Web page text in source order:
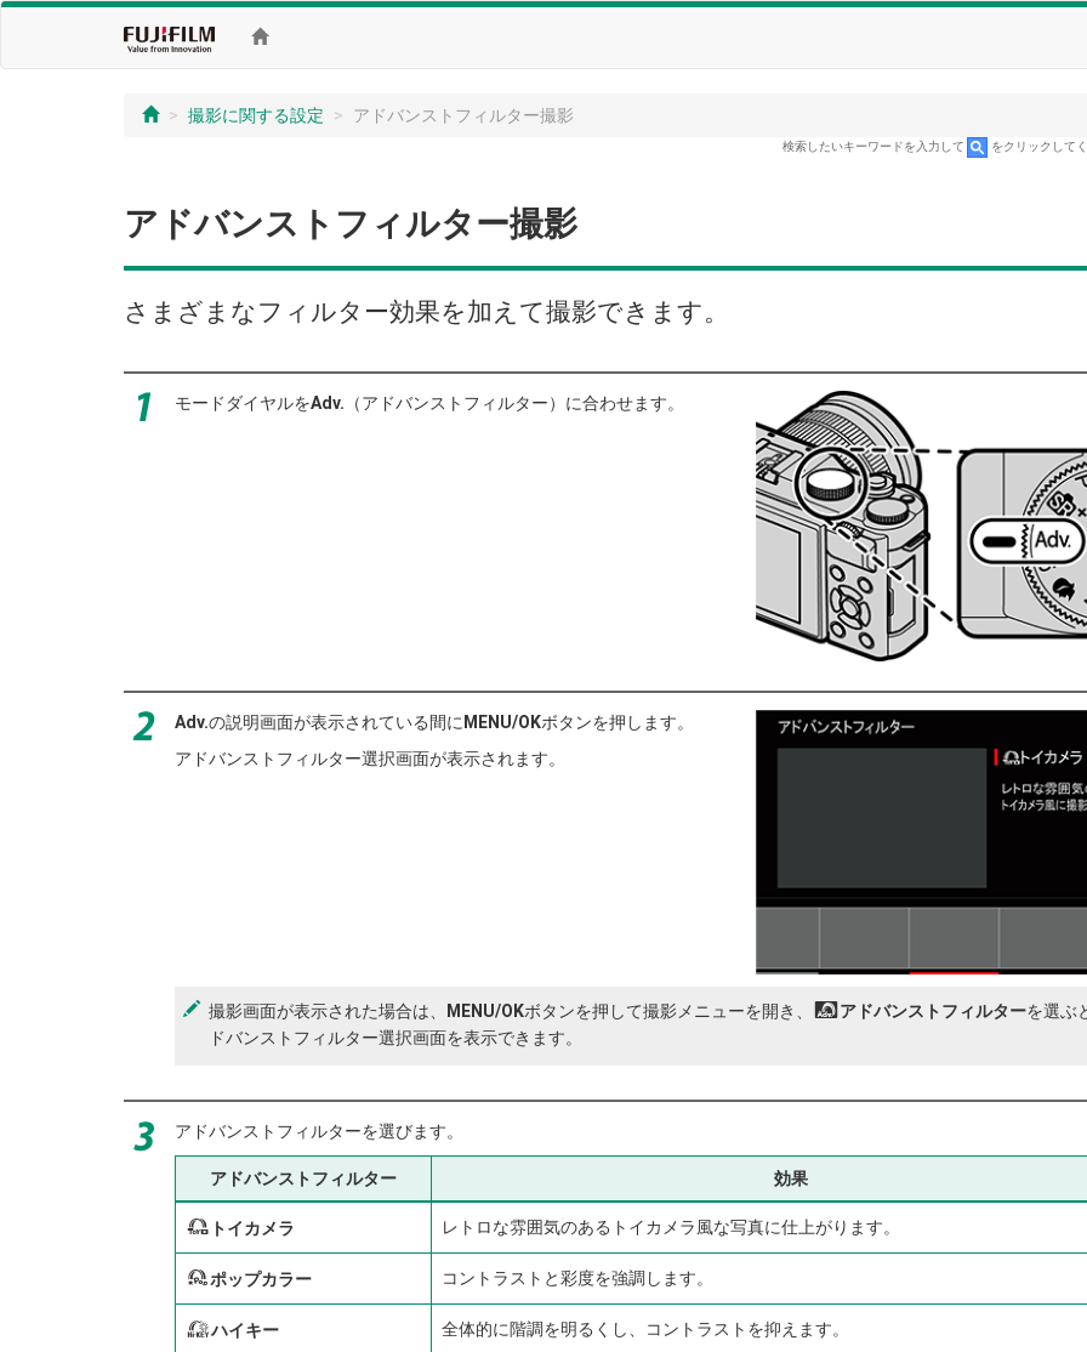
撮影に関する設定 アドバンストフィルター撮影
検索したいキーワードを入力して をクリックして
アドバンストフィルター撮影
さまざまなフィルター効果を加えて撮影できます。
モードダイヤルをAdv. （アドバンストフィルター）に合わせます。
Adv.の説明画面が表示されている間に MENU/OKボタンを押します。
アドバンストフィルター選択画面が表示されます。
撮影画面が表示された場合は、 MENU/OKボタンを押して撮影メニューを開き、 d アドバンストフィルターを選ぶ
ドバンストフィルター選択画面を表示できます。
アドバンストフィルターを選びます。
アドバンストフィルター 効果
G トイカメラ レトロな雰囲気のあるトイカメラ風な写真に仕上がります。
Iポップカラー コントラストと彩度を強調します。
Jハイキー 全体的に階調を明るくし、コントラストを抑えます。